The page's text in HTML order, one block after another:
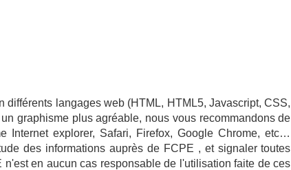
différents langages web (HTML, HTML5, Javascript, CSS,
graphisme plus agréable, nous vous recommandons de
Internet explorer, Safari, Firefox, Google Chrome, etc…
des informations auprès de FCPE , et signaler toutes
en aucun cas responsable de l'utilisation faite de ces